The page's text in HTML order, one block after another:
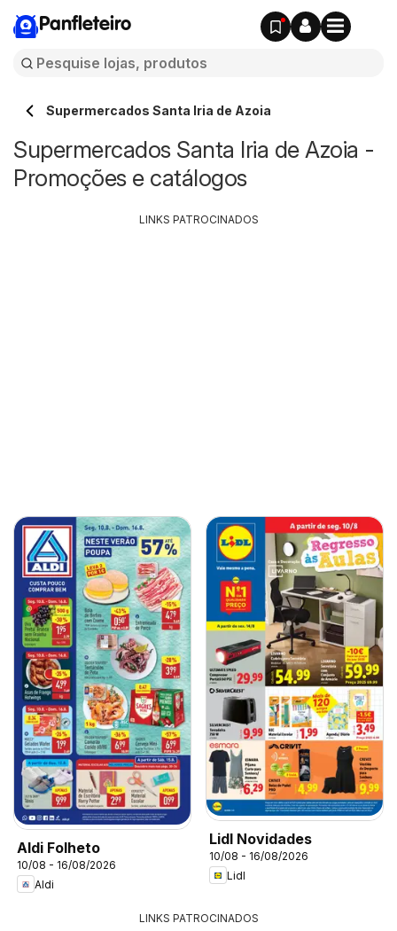
Panfleteiro
Supermercados Santa Iria de Azoia
Supermercados Santa Iria de Azoia -
Promoções e catálogos
Aldi Folheto
10/08 - 16/08/2026
Aldi
Lidl Novidades
10/08 - 16/08/2026
Lidl
LINKS PATROCINADOS
LINKS PATROCINADOS